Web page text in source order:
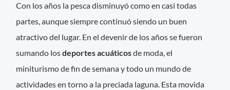
Con los años la pesca disminuyó como en casi todas
partes, aunque siempre continuó siendo un buen
atractivo del lugar. En el devenir de los años se fueron
sumando losdeportes acuáticosde moda, el
miniturismo de fin de semana y todo un mundo de
actividades en torno a la preciada laguna. Esta movida